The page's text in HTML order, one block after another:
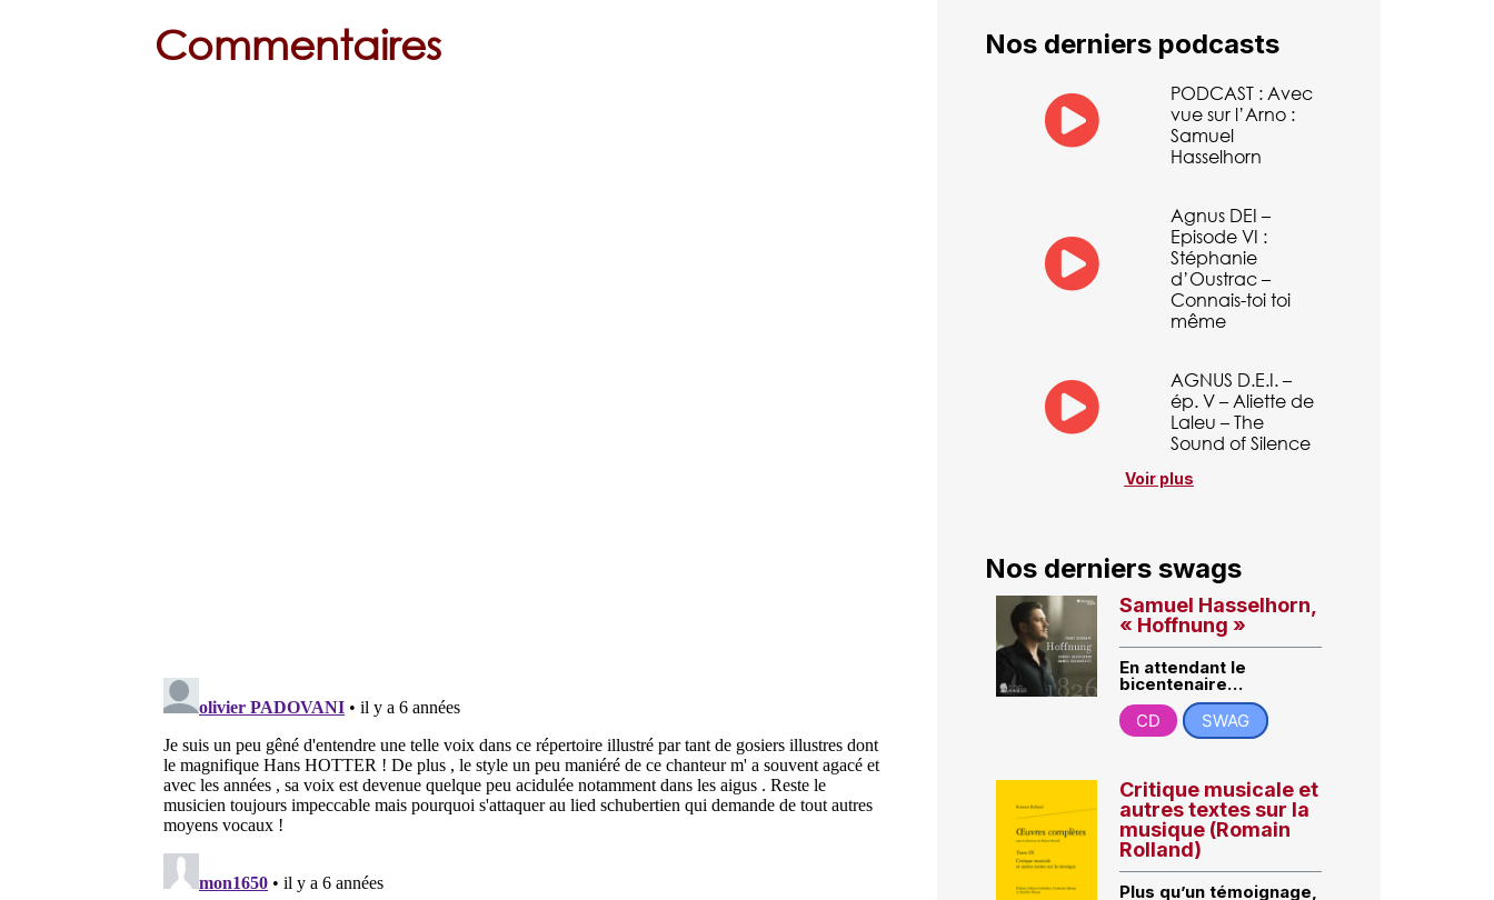
Commentaires Nos derniers podcasts
PODCAST : Avec
vue sur l’Arno :
Samuel
Hasselhorn
Agnus DEI –
Episode VI :
Stéphanie
d’Oustrac –
Connais-toi toi
même
AGNUS D.E.I. –
ép. V – Aliette de
Laleu – The
Sound of Silence
Voir plus
Nos derniers swags
Samuel Hasselhorn,
« Hoffnung »
En attendant le
bicentenaire…
CD
SWAG
Critique musicale et
autres textes sur la
musique (Romain
Rolland)
Plus qu’un témoignage,